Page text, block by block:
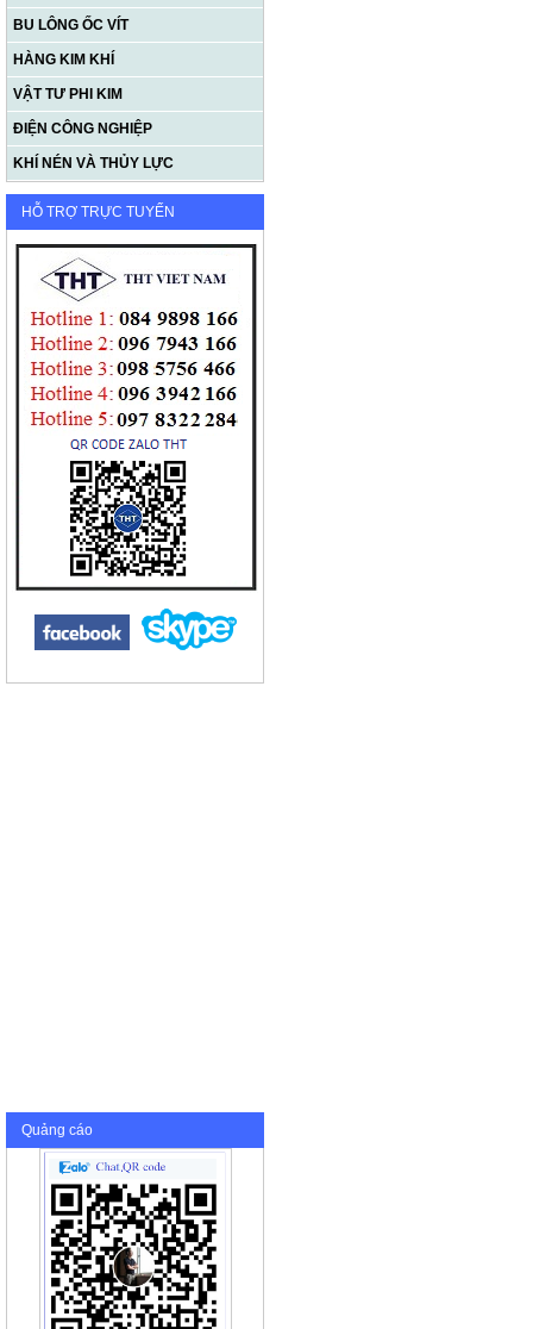
BU LÔNG ỐC VÍT
HÀNG KIM KHÍ
VẬT TƯ PHI KIM
ĐIỆN CÔNG NGHIỆP
KHÍ NÉN VÀ THỦY LỰC
HỖ TRỢ TRỰC TUYẾN
Quảng cáo